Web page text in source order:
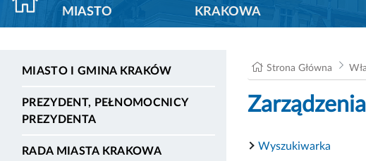
MIASTO
KRAKOWA
MIASTO I GMINA KRAKÓW
PREZYDENT, PEŁNOMOCNICY
PREZYDENTA
RADA MIASTA KRAKOWA
Strona Główna
Wyszukiwarka